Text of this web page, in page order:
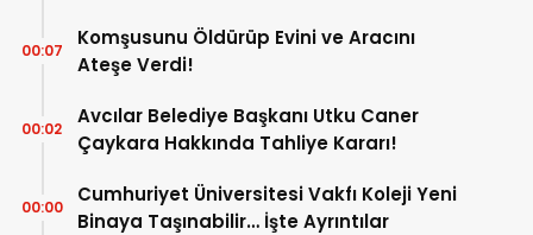
Komşusunu Öldürüp Evini ve Aracını
Ateşe Verdi!
00:07
Avcılar Belediye Başkanı Utku Caner
Çaykara Hakkında Tahliye Kararı!
00:02
Cumhuriyet Üniversitesi Vakfı Koleji Yeni
Binaya Taşınabilir… İşte Ayrıntılar
00:00